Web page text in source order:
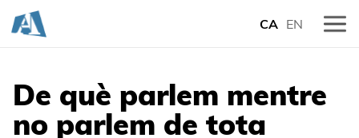
CA EN
De què parlem mentre
no parlem de tota